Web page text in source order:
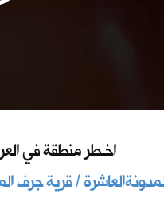
اخـطر منطقة في
/ قرية جرف